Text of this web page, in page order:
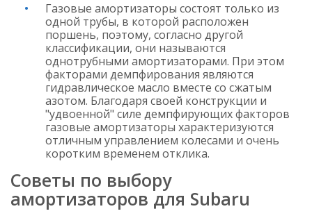
Газовые амортизаторы состоят только из
одной трубы, в которой расположен
поршень, поэтому, согласно другой
классификации, они называются
однотрубными амортизаторами. При этом
факторами демпфирования являются
гидравлическое масло вместе со сжатым
азотом. Благодаря своей конструкции и
"удвоенной" силе демпфирующих факторов
газовые амортизаторы характеризуются
отличным управлением колесами и очень
коротким временем отклика.
Советы по выбору
амортизаторов для Subaru